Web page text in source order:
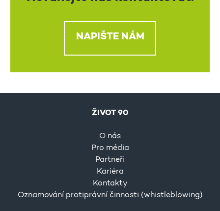
NAPIŠTE NÁM
ŽIVOT 90
O nás
Pro média
Partneři
Kariéra
Kontakty
Oznamování protiprávní činnosti (whistleblowing)